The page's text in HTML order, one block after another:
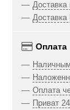
Доставка
Доставка
Оплата
Оплата
Приват 24